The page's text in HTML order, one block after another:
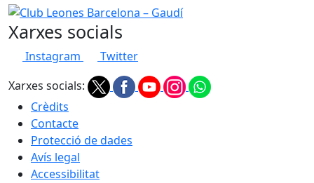
Club Leones Barcelona – Gaudí
Xarxes socials
Instagram
Twitter
Xarxes socials:
Crèdits
Contacte
Protecció de dades
Avís legal
Accessibilitat